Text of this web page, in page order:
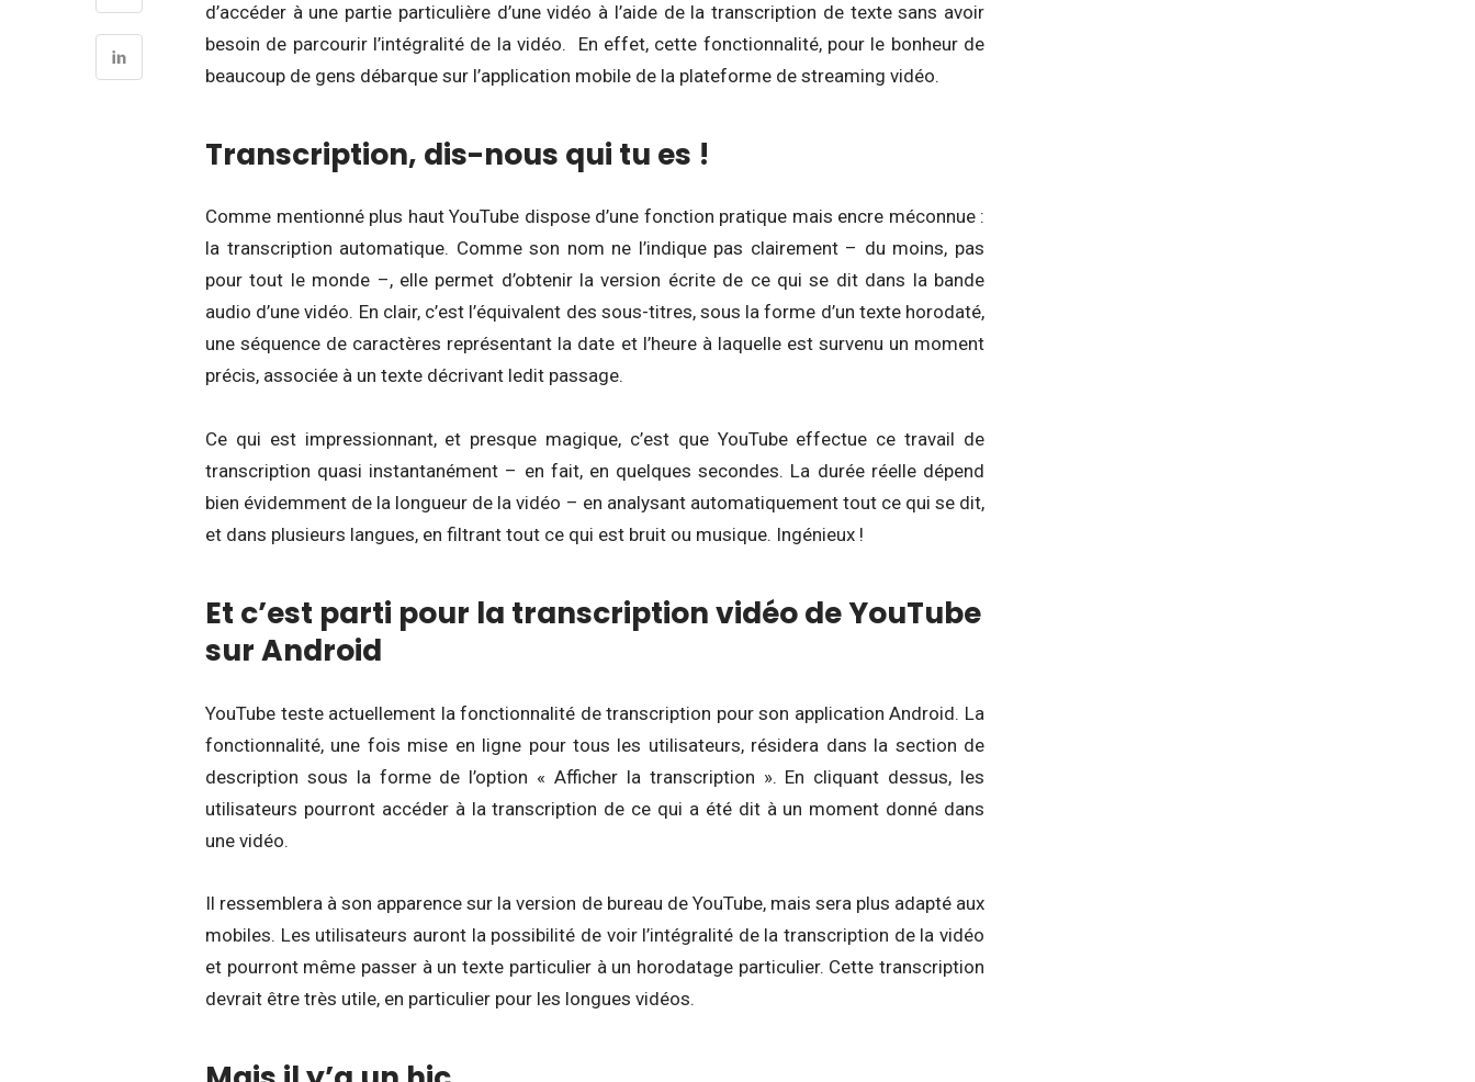
d’accéder à une partie particulière d’une vidéo à l’aide de la transcription de texte sans avoir
besoin de parcourir l’intégralité de la vidéo. En effet, cette fonctionnalité, pour le bonheur de
beaucoup de gens débarque sur l’application mobile de la plateforme de streaming vidéo.
Transcription, dis-nous qui tu es !
Comme mentionné plus haut YouTube dispose d’une fonction pratique mais encre méconnue :
la transcription automatique. Comme son nom ne l’indique pas clairement – du moins, pas
pour tout le monde –, elle permet d’obtenir la version écrite de ce qui se dit dans la bande
audio d’une vidéo. En clair, c’est l’équivalent des sous-titres, sous la forme d’un texte horodaté,
une séquence de caractères représentant la date et l’heure à laquelle est survenu un moment
précis, associée à un texte décrivant ledit passage.
Ce qui est impressionnant, et presque magique, c’est que YouTube effectue ce travail de
transcription quasi instantanément – en fait, en quelques secondes. La durée réelle dépend
bien évidemment de la longueur de la vidéo – en analysant automatiquement tout ce qui se dit,
et dans plusieurs langues, en filtrant tout ce qui est bruit ou musique. Ingénieux !
Et c’est parti pour la transcription vidéo de YouTube
sur Android
YouTube teste actuellement la fonctionnalité de transcription pour son application Android. La
fonctionnalité, une fois mise en ligne pour tous les utilisateurs, résidera dans la section de
description sous la forme de l’option « Afficher la transcription ». En cliquant dessus, les
utilisateurs pourront accéder à la transcription de ce qui a été dit à un moment donné dans
une vidéo.
Il ressemblera à son apparence sur la version de bureau de YouTube, mais sera plus adapté aux
mobiles. Les utilisateurs auront la possibilité de voir l’intégralité de la transcription de la vidéo
et pourront même passer à un texte particulier à un horodatage particulier. Cette transcription
devrait être très utile, en particulier pour les longues vidéos.